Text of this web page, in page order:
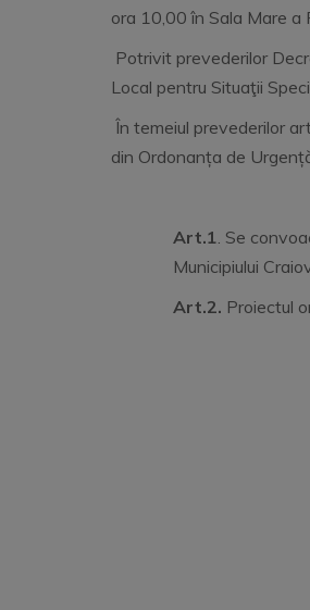
ora 10,00 în Sala Mare a
Potrivit prevederilor
Local pentru Situaţii
În temeiul prevederilor
din Ordonanța de
Art.1. Se
Municipiului
Art.2. Proiectul